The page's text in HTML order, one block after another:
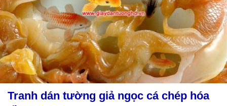
Tranh dán tường giả ngọc cá chép hóa